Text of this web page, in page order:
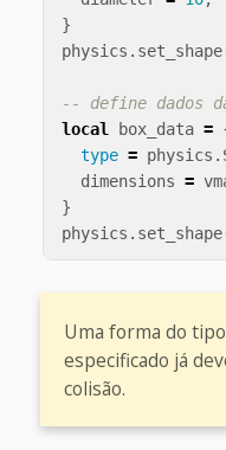
}
physics . set_shape
-- define dados
local
box_data =
type = physics .
dimensions =
}
physics . set_shape
Uma forma do
especificado já
colisão.